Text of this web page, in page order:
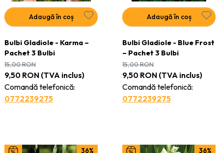
Adaugă în coș
Bulbi Gladiole - Karma –
Pachet 3 Bulbi
9,50 RON(TVA inclus)
Comandă telefonică:
0772239275
15,00RON
Adaugă în coș
Bulbi Gladiole - Blue Frost
– Pachet 3 Bulbi
9,50 RON(TVA inclus)
Comandă telefonică:
0772239275
15,00RON
36% 36%